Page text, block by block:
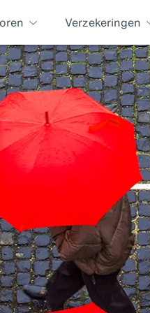
Verzekeringen